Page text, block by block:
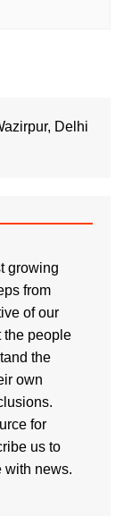
Delhi
growing
from
of our
the people
the
own
for
us to
with news.